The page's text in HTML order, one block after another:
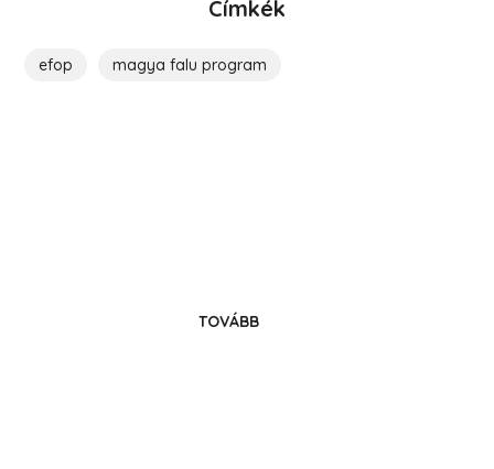
Címkék
efop magya falu program
TOVÁBB